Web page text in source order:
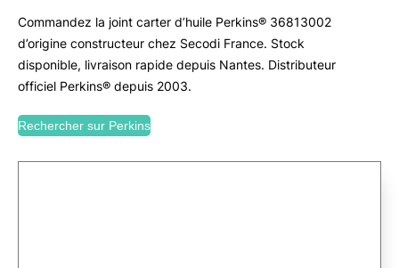
Commandez la joint carter d’huile Perkins® 36813002
d’origine constructeur chez Secodi France. Stock
disponible, livraison rapide depuis Nantes. Distributeur
officiel Perkins® depuis 2003.
Rechercher sur Perkins